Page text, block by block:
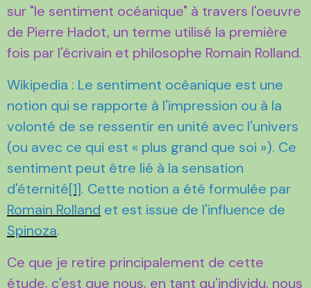
sur "le sentiment océanique" à travers l'oeuvre
de Pierre Hadot, un terme utilisé la première
fois par l'écrivain et philosophe Romain Rolland.
Wikipedia : Le sentiment océanique est une
notion qui se rapporte à l'impression ou à la
volonté de se ressentir en unité avec l'univers
(ou avec ce qui est « plus grand que soi »). Ce
sentiment peut être lié à la sensation
d'éternité[1]. Cette notion a été formulée par
Romain Rolland et est issue de l'influence de
Spinoza.
Ce que je retire principalement de cette
étude, c'est que nous, en tant qu'individu, nous